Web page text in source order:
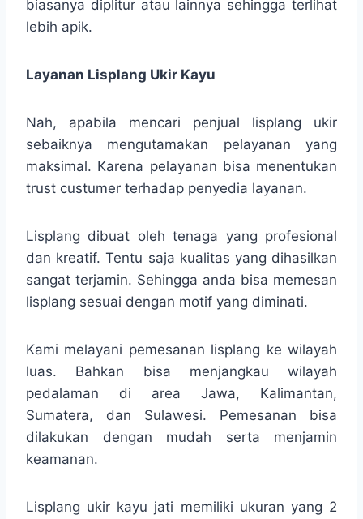
biasanya diplitur atau lainnya sehingga terlihat
lebih apik.
Layanan Lisplang Ukir Kayu
Nah, apabila mencari penjual lisplang ukir
sebaiknya mengutamakan pelayanan yang
maksimal. Karena pelayanan bisa menentukan
trust custumer terhadap penyedia layanan.
Lisplang dibuat oleh tenaga yang profesional
dan kreatif. Tentu saja kualitas yang dihasilkan
sangat terjamin. Sehingga anda bisa memesan
lisplang sesuai dengan motif yang diminati.
Kami melayani pemesanan lisplang ke wilayah
luas. Bahkan bisa menjangkau wilayah
pedalaman di area Jawa, Kalimantan,
Sumatera, dan Sulawesi. Pemesanan bisa
dilakukan dengan mudah serta menjamin
keamanan.
Lisplang ukir kayu jati memiliki ukuran yang 2